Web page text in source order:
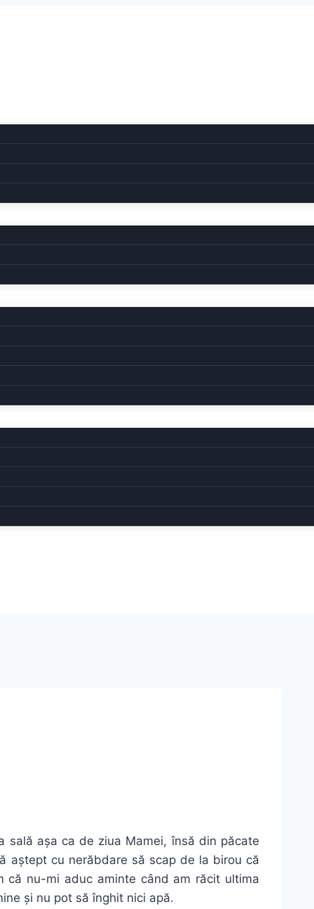
așa ca de ziua Mamei, însă din păcate
aștept cu nerăbdare să scap de la birou că
că nu-mi aduc aminte când am răcit ultima
și nu pot să înghit nici apă.